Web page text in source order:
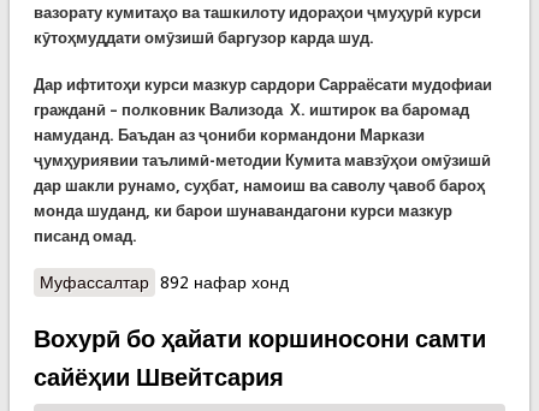
вазорату кумитаҳо ва ташкилоту идораҳои ҷмуҳурӣ курси
кӯтоҳмуддати омӯзишӣ баргузор карда шуд.
Дар ифтитоҳи курси мазкур сардори Сарраёсати мудофиаи
гражданӣ – полковник Вализода Х. иштирок ва баромад
намуданд. Баъдан аз ҷониби кормандони Маркази
ҷумҳуриявии таълимӣ-методии Кумита мавзӯҳои омӯзишӣ
дар шакли рунамо, суҳбат, намоиш ва саволу ҷавоб бароҳ
монда шуданд, ки барои шунавандагони курси мазкур
писанд омад.
Муфассалтаро Курсҳои омузишӣ барои ҳайати
892 нафар хонд
Вохурӣ бо ҳайати коршиносони самти
сайёҳии Швейтсария